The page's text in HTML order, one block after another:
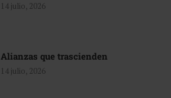
14 julio, 2026
Alianzas que trascienden
14 julio, 2026